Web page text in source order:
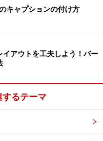
キャプションの付け方
イアウトを工夫しよう！バー
るテーマ